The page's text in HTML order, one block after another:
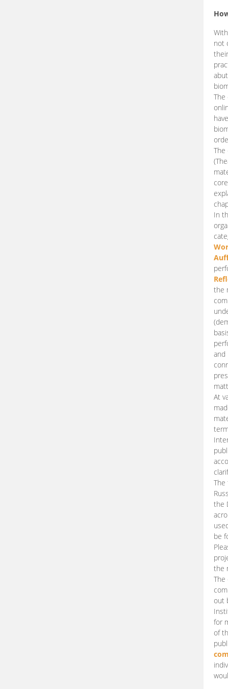
not
The
In
the
and
At
The
the
be
the
The
out
for
of